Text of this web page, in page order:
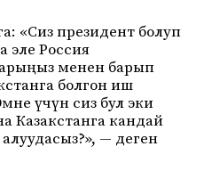
«Сиз президент болуп
Россия
менен барып
болгон иш
үчүн сиз бул эки
Казакстанга кандай
— деген